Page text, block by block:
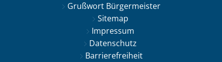
Grußwort Bürgermeister
Sitemap
Impressum
Datenschutz
Barrierefreiheit